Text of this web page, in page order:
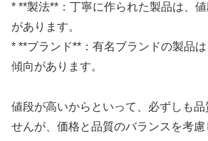
* **製法**：丁寧に作られた製品は、
があります。
* **ブランド**：有名ブランドの製品
傾向があります。
値段が高いからといって、必ずしも品
せんが、価格と品質のバランスを考